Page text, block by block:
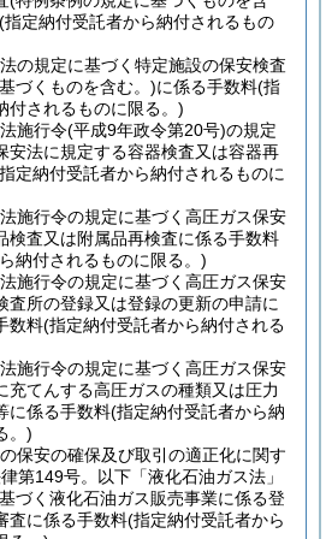
(指定納付受託者から納付されるもの
の規定に基づく特定施設の保安検査
づくものを含む。)に係る手数料(指
付されるものに限る。)
施行令(平成9年政令第20号)の規定
安法に規定する容器検査又は容器再
定納付受託者から納付されるものに
施行令の規定に基づく高圧ガス保安
検査又は附属品再検査に係る手数料
納付されるものに限る。)
施行令の規定に基づく高圧ガス保安
査所の登録又は登録の更新の申請に
数料(指定納付受託者から納付される
施行令の規定に基づく高圧ガス保安
充てんする高圧ガスの種類又は圧力
に係る手数料(指定納付受託者から納
。)
保安の確保及び取引の適正化に関す
第149号。以下「液化石油ガス法」
づく液化石油ガス販売事業に係る登
査に係る手数料(指定納付受託者から